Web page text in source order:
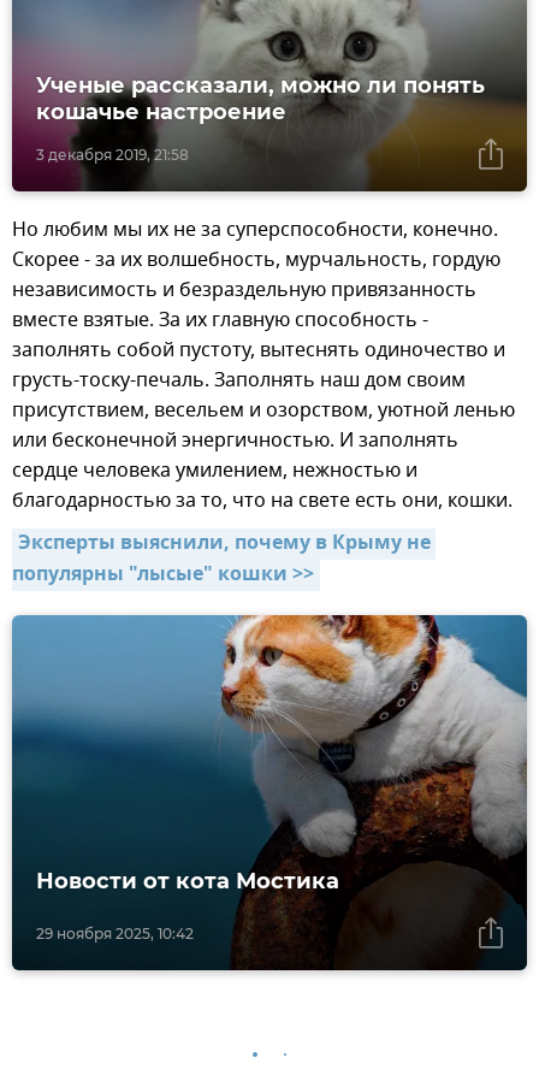
3 декабря 2019, 21:58
Ученые рассказали, можно ли понять
кошачье настроение
Но любим мы их не за суперспособности, конечно.
Скорее - за их волшебность, мурчальность, гордую
независимость и безраздельную привязанность
вместе взятые. За их главную способность -
заполнять собой пустоту, вытеснять одиночество и
грусть-тоску-печаль. Заполнять наш дом своим
присутствием, весельем и озорством, уютной ленью
или бесконечной энергичностью. И заполнять
сердце человека умилением, нежностью и
благодарностью за то, что на свете есть они, кошки.
Эксперты выяснили, почему в Крыму не
популярны "лысые" кошки >>
29 ноября 2025, 10:42
Новости от кота Мостика